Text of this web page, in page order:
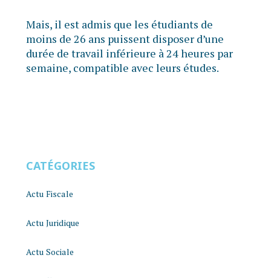
Mais, il est admis que les étudiants de
moins de 26 ans puissent disposer d’une
durée de travail inférieure à 24 heures par
semaine, compatible avec leurs études.
CATÉGORIES
Actu Fiscale
Actu Juridique
Actu Sociale